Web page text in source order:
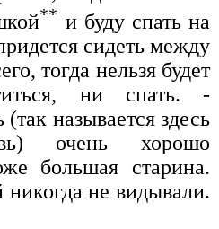
** и буду спать на
сидеть между
тогда нельзя будет
ни спать. -
называется здесь
очень хорошо
большая старина.
не видывали.